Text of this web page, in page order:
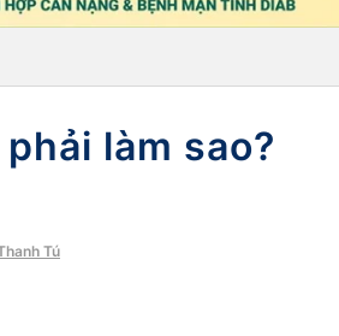
làm sao?
Tú